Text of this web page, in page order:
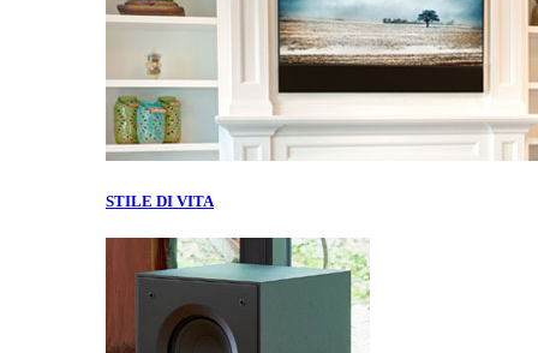
STILE DI VITA